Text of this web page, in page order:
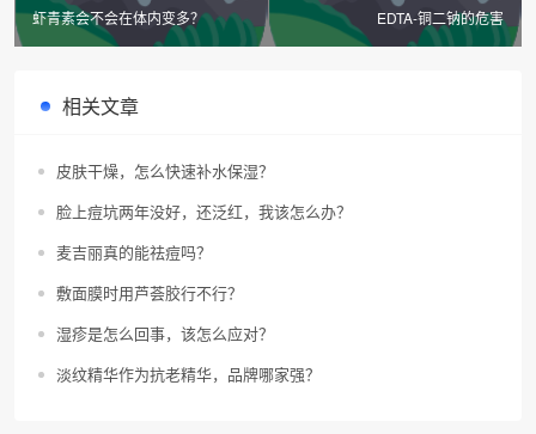
虾青素会不会在体内变多？
EDTA-铜二钠的危害
相关文章
皮肤干燥，怎么快速补水保湿？
脸上痘坑两年没好，还泛红，我该怎么办？
麦吉丽真的能祛痘吗？
敷面膜时用芦荟胶行不行？
湿疹是怎么回事，该怎么应对？
淡纹精华作为抗老精华，品牌哪家强？